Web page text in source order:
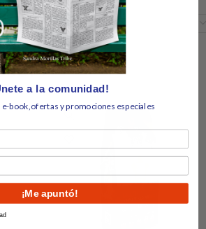
a la comunidad!
e-book,ofertas y promociones especiales
¡Me apuntó!
us?